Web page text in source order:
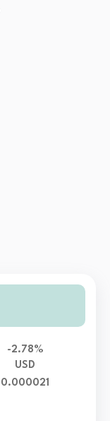
-2.78%
USD
0.000021